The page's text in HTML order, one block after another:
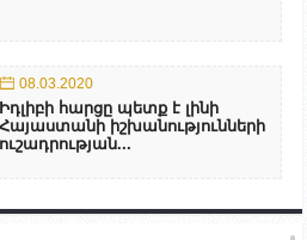
08.03.2020
Իդլիբի հարցը պետք է լինի
Հայաստանի իշխանությունների
ուշադրության...